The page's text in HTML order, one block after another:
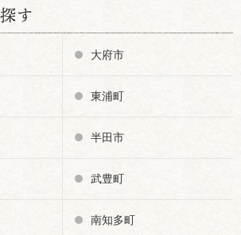
す
大府市
東浦町
半田市
武豊町
南知多町